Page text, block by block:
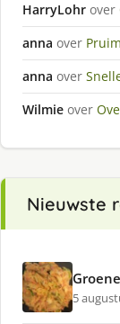
HarryLohr over
anna over
anna over
Wilmie over
Nieuwste
5